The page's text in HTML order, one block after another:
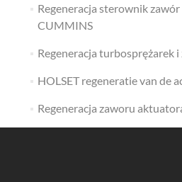
Regeneracja sterownik
CUMMINS
Regeneracja turbosprężarek
HOLSET regeneratie van de
Regeneracja zaworu